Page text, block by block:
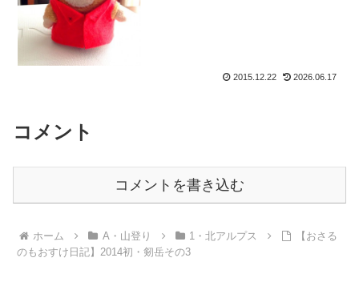
2015.12.22 2026.06.17
コメント
コメントを書き込む
ホーム A・山登り 1・北アルプス
【おさる
のもおすけ日記】2014初・剱岳その3